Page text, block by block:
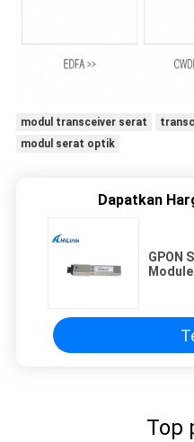
modul transceiver serat
modul serat optik
Dapatkan
GPON
Top